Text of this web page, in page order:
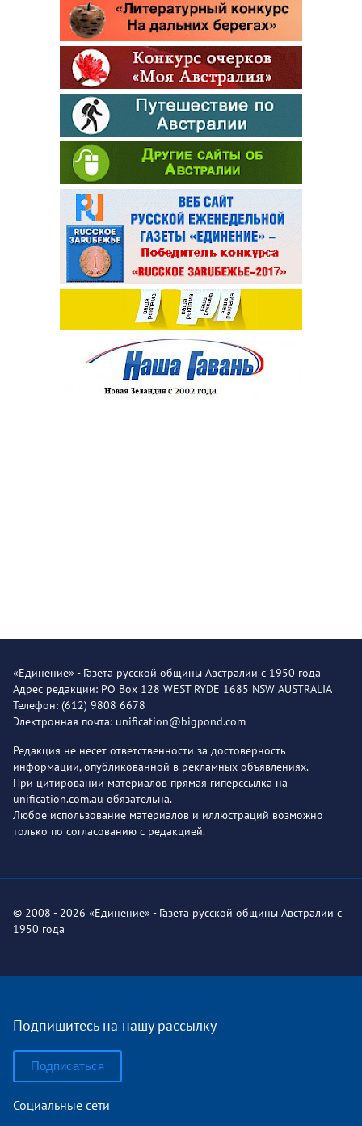
«Единение» - Газета русской общины Австралии с 1950 года
Адрес редакции: PO Box 128 WEST RYDE 1685 NSW AUSTRALIA
Телефон: (612) 9808 6678
Электронная почта: unification@bigpond.com
Редакция не несет ответственности за достоверность
информации, опубликованной в рекламных объявлениях.
При цитировании материалов прямая гиперссылка на
unification.com.au обязательна.
Любое использование материалов и иллюстраций возможно
только по согласованию с редакцией.
© 2008 - 2026 «Единение» - Газета русской общины Австралии с
1950 года
Подпишитесь на нашу рассылку
Подписаться
Социальные сети